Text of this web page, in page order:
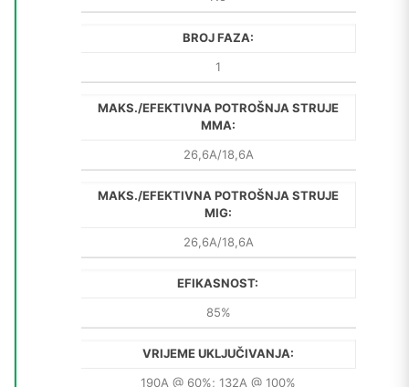
BROJ FAZA:
1
MAKS./EFEKTIVNA POTROŠNJA STRUJE
MMA:
26,6A/18,6A
MAKS./EFEKTIVNA POTROŠNJA STRUJE
MIG:
26,6A/18,6A
EFIKASNOST:
85%
VRIJEME UKLJUČIVANJA:
190A @ 60%; 132A @ 100%